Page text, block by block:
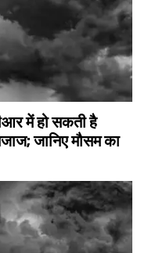
में हो सकती है
जानिए मौसम का